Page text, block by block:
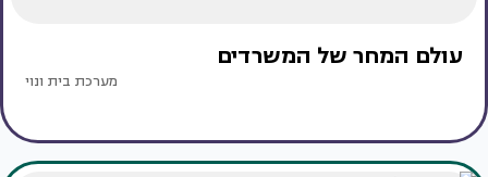
עולם המחר של המשרדים
מערכת בית ונוי